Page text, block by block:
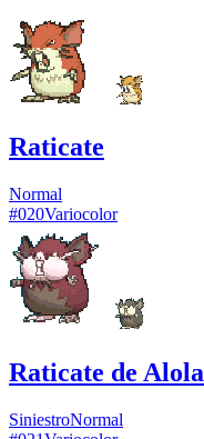
Raticate
Normal
#020Variocolor
Raticate de Alola
SiniestroNormal